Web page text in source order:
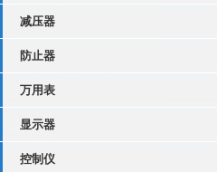
减压器
防止器
万用表
显示器
控制仪